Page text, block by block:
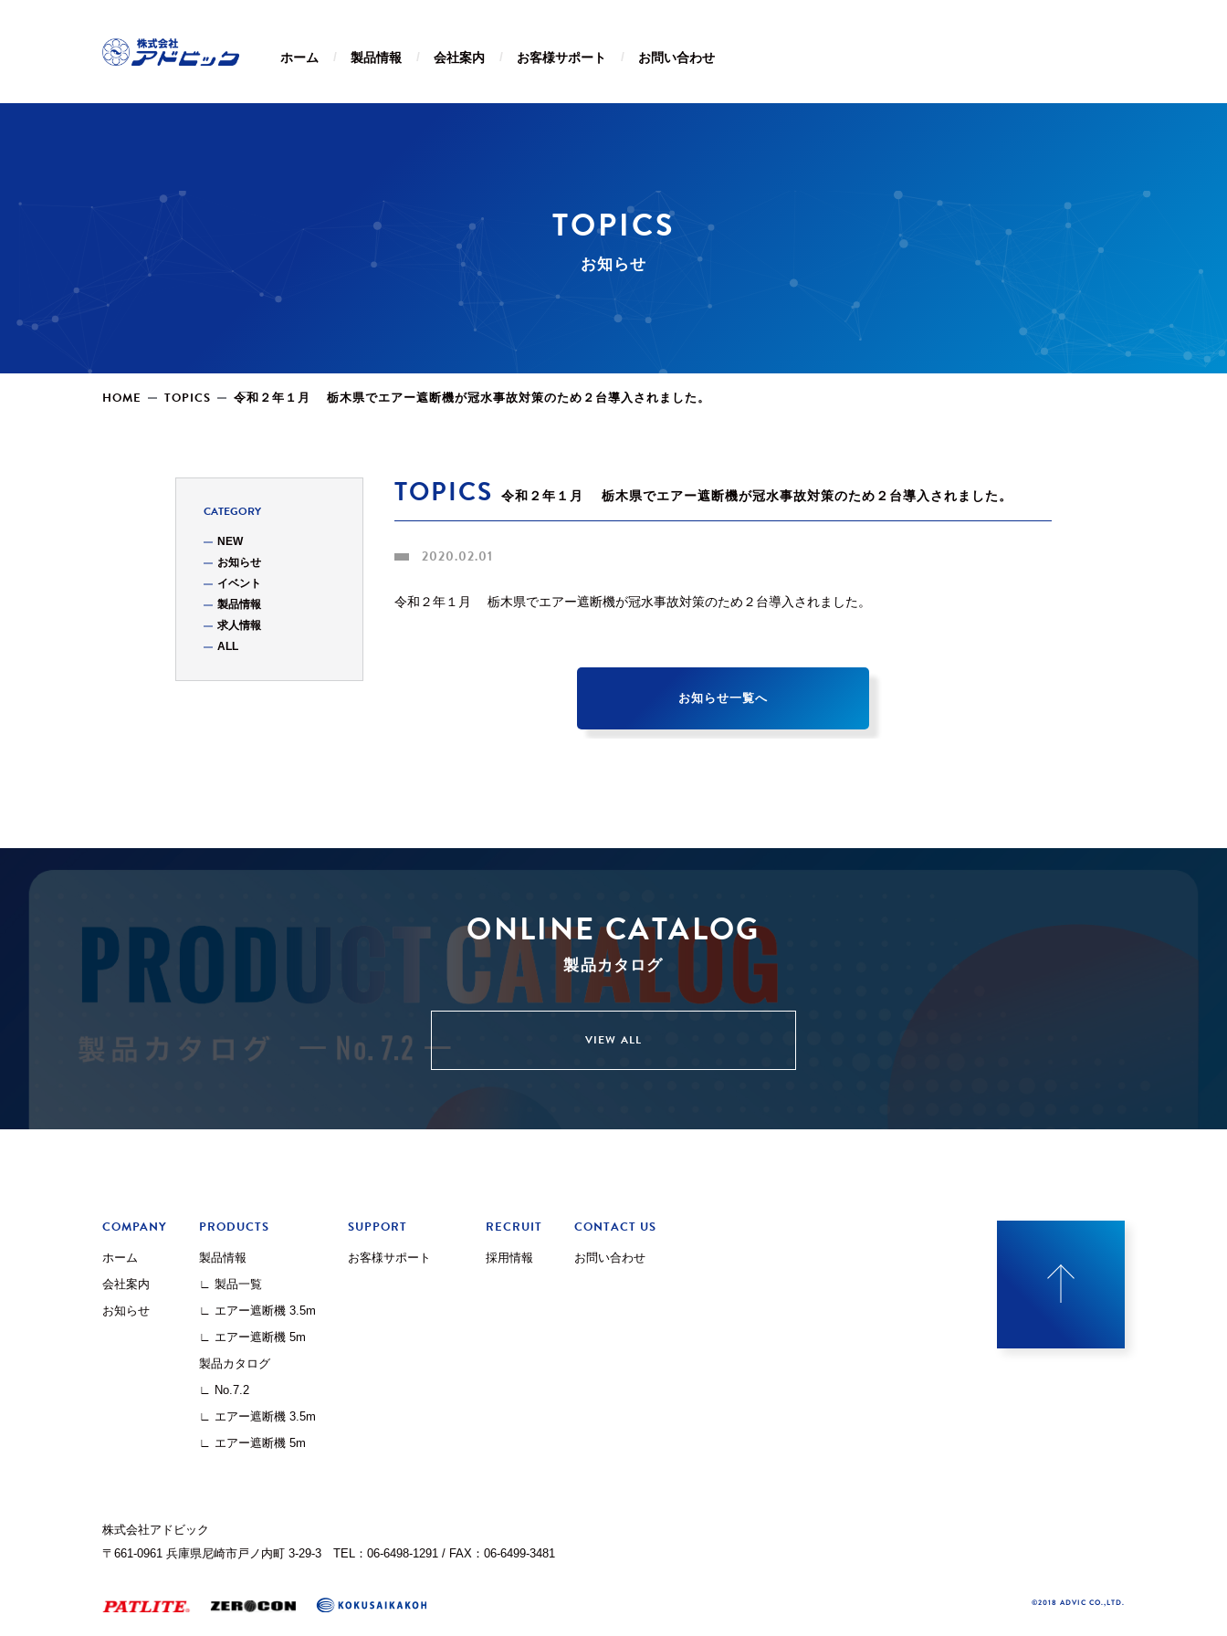
ホーム 製品情報 会社案内 お客様サポート お問い合わせ
TOPICS
お知らせ
HOME TOPICS 令和２年１月 栃木県でエアー遮断機が冠水事故対策のため２台導入されました。
TOPICS 令和２年１月 栃木県でエアー遮断機が冠水事故対策のため２台導入されました。
2020.02.01
令和２年１月 栃木県でエアー遮断機が冠水事故対策のため２台導入されました。
お知らせ一覧へ
CATEGORY
NEW
お知らせ
イベント
製品情報
求人情報
ALL
ONLINE CATALOG
製品カタログ
VIEW ALL
COMPANY
ホーム
会社案内
お知らせ
PRODUCTS
製品情報
∟ 製品一覧
∟ エアー遮断機 3.5m
∟ エアー遮断機 5m
製品カタログ
∟ No.7.2
∟ エアー遮断機 3.5m
∟ エアー遮断機 5m
SUPPORT
お客様サポート
RECRUIT
採用情報
CONTACT US
お問い合わせ
株式会社アドビック
〒661-0961 兵庫県尼崎市戸ノ内町 3-29-3 TEL：06-6498-1291 / FAX：06-6499-3481
©2018 ADVIC CO.,LTD.